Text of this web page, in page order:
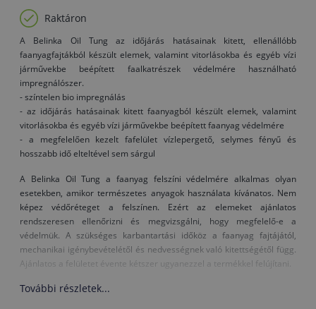
Raktáron
A Belinka Oil Tung az időjárás hatásainak kitett, ellenállóbb
faanyagfajtákból készült elemek, valamint vitorlásokba és egyéb vízi
járművekbe beépített faalkatrészek védelmére használható
impregnálószer.
- színtelen bio impregnálás
- az időjárás hatásainak kitett faanyagból készült elemek, valamint
vitorlásokba és egyéb vízi járművekbe beépített faanyag védelmére
- a megfelelően kezelt fafelület vízlepergető, selymes fényű és
hosszabb idő elteltével sem sárgul
A Belinka Oil Tung a faanyag felszíni védelmére alkalmas olyan
esetekben, amikor természetes anyagok használata kívánatos. Nem
képez védőréteget a felszínen. Ezért az elemeket ajánlatos
rendszeresen ellenőrizni és megvizsgálni, hogy megfelelő-e a
védelmük. A szükséges karbantartási időköz a faanyag fajtájától,
mechanikai igénybevételétől és nedvességnek való kitettségétől függ.
Ajánlatos a felületet évente kétszer ugyanezzel a termékkel felújítani.
A Belinka olajok természetes összetevőkből készülnek, az egészségre
További részletek...